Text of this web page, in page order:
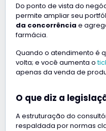
Do ponto de vista do
permite ampliar seu
da concorrência e
farmácia.
Quando o atendimento é
volta; e você aumenta o
apenas da venda de
O que diz a
A estruturação do
respaldada por normas